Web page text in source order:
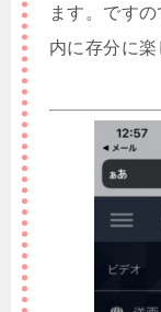
ます。です
内に存分に楽